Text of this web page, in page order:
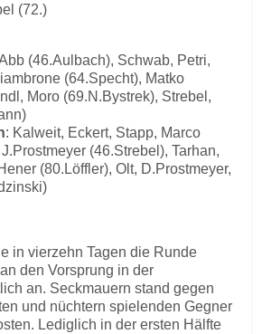
(72.)
(46.Aulbach), Schwab, Petri,
(64.Specht), Matko
Moro (69.N.Bystrek), Strebel,
: Kalweit, Eckert, Stapp, Marco
(46.Strebel), Tarhan,
(80.Löffler), Olt, D.Prostmeyer,
in vierzehn Tagen die Runde
den Vorsprung in der
an. Seckmauern stand gegen
und nüchtern spielenden Gegner
Lediglich in der ersten Hälfte